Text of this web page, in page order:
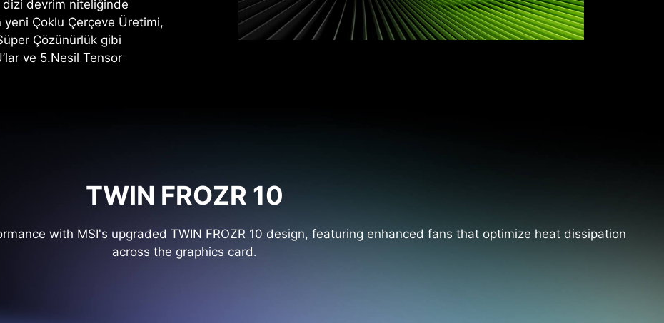
devrim niteliğinde
Çoklu Çerçeve Üretimi,
Çözünürlük gibi
ve 5.Nesil Tensor
TWIN FROZR 10
with MSI's upgraded TWIN FROZR 10 design, featuring enhanced fans that optimize heat dissipation
across the graphics card.